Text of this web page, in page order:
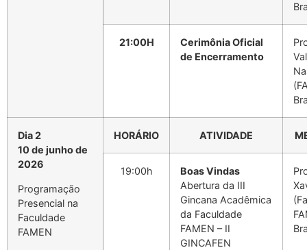
21:00H
Cerimônia Oficial
de Encerramento
Dia 2
10 de junho de
2026
Programação
Presencial na
Faculdade
FAMEN
HORÁRIO ATIVIDADE
19:00h
Boas Vindas
Abertura da III
Gincana Acadêmica
da Faculdade
FAMEN – II
GINCAFEN